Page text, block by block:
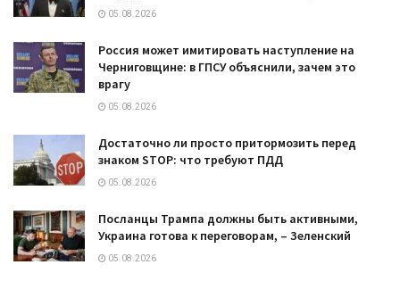
05.08.2026
Россия может имитировать наступление на
Черниговщине: в ГПСУ объяснили, зачем это
врагу
05.08.2026
Достаточно ли просто притормозить перед
знаком STOP: что требуют ПДД
05.08.2026
Посланцы Трампа должны быть активными,
Украина готова к переговорам, – Зеленский
05.08.2026